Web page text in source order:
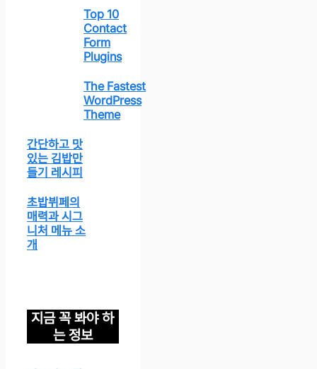
Top 10
Contact
Form
Plugins
The Fastest
WordPress
Theme
간단하고 맛
있는 김밥만
들기 레시피
초밥뷔페의
매력과 시그
니처 메뉴 소
개
지금 꼭 봐야 하
는 정보